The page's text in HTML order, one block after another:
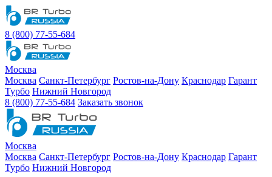
8 (800) 77-55-684
Москва
Москва Санкт-Петербург Ростов-на-Дону Краснодар Гарант
Турбо Нижний Новгород
8 (800) 77-55-684 Заказать звонок
Москва
Москва Санкт-Петербург Ростов-на-Дону Краснодар Гарант
Турбо Нижний Новгород